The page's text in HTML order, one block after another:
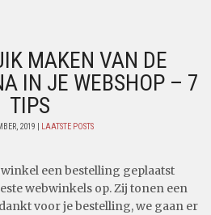
MAKEN VAN DE
IN JE WEBSHOP – 7
TIPS
2019 | LAATSTE POSTS
een bestelling geplaatst
webwinkels op. Zij tonen een
voor je bestelling, we gaan er